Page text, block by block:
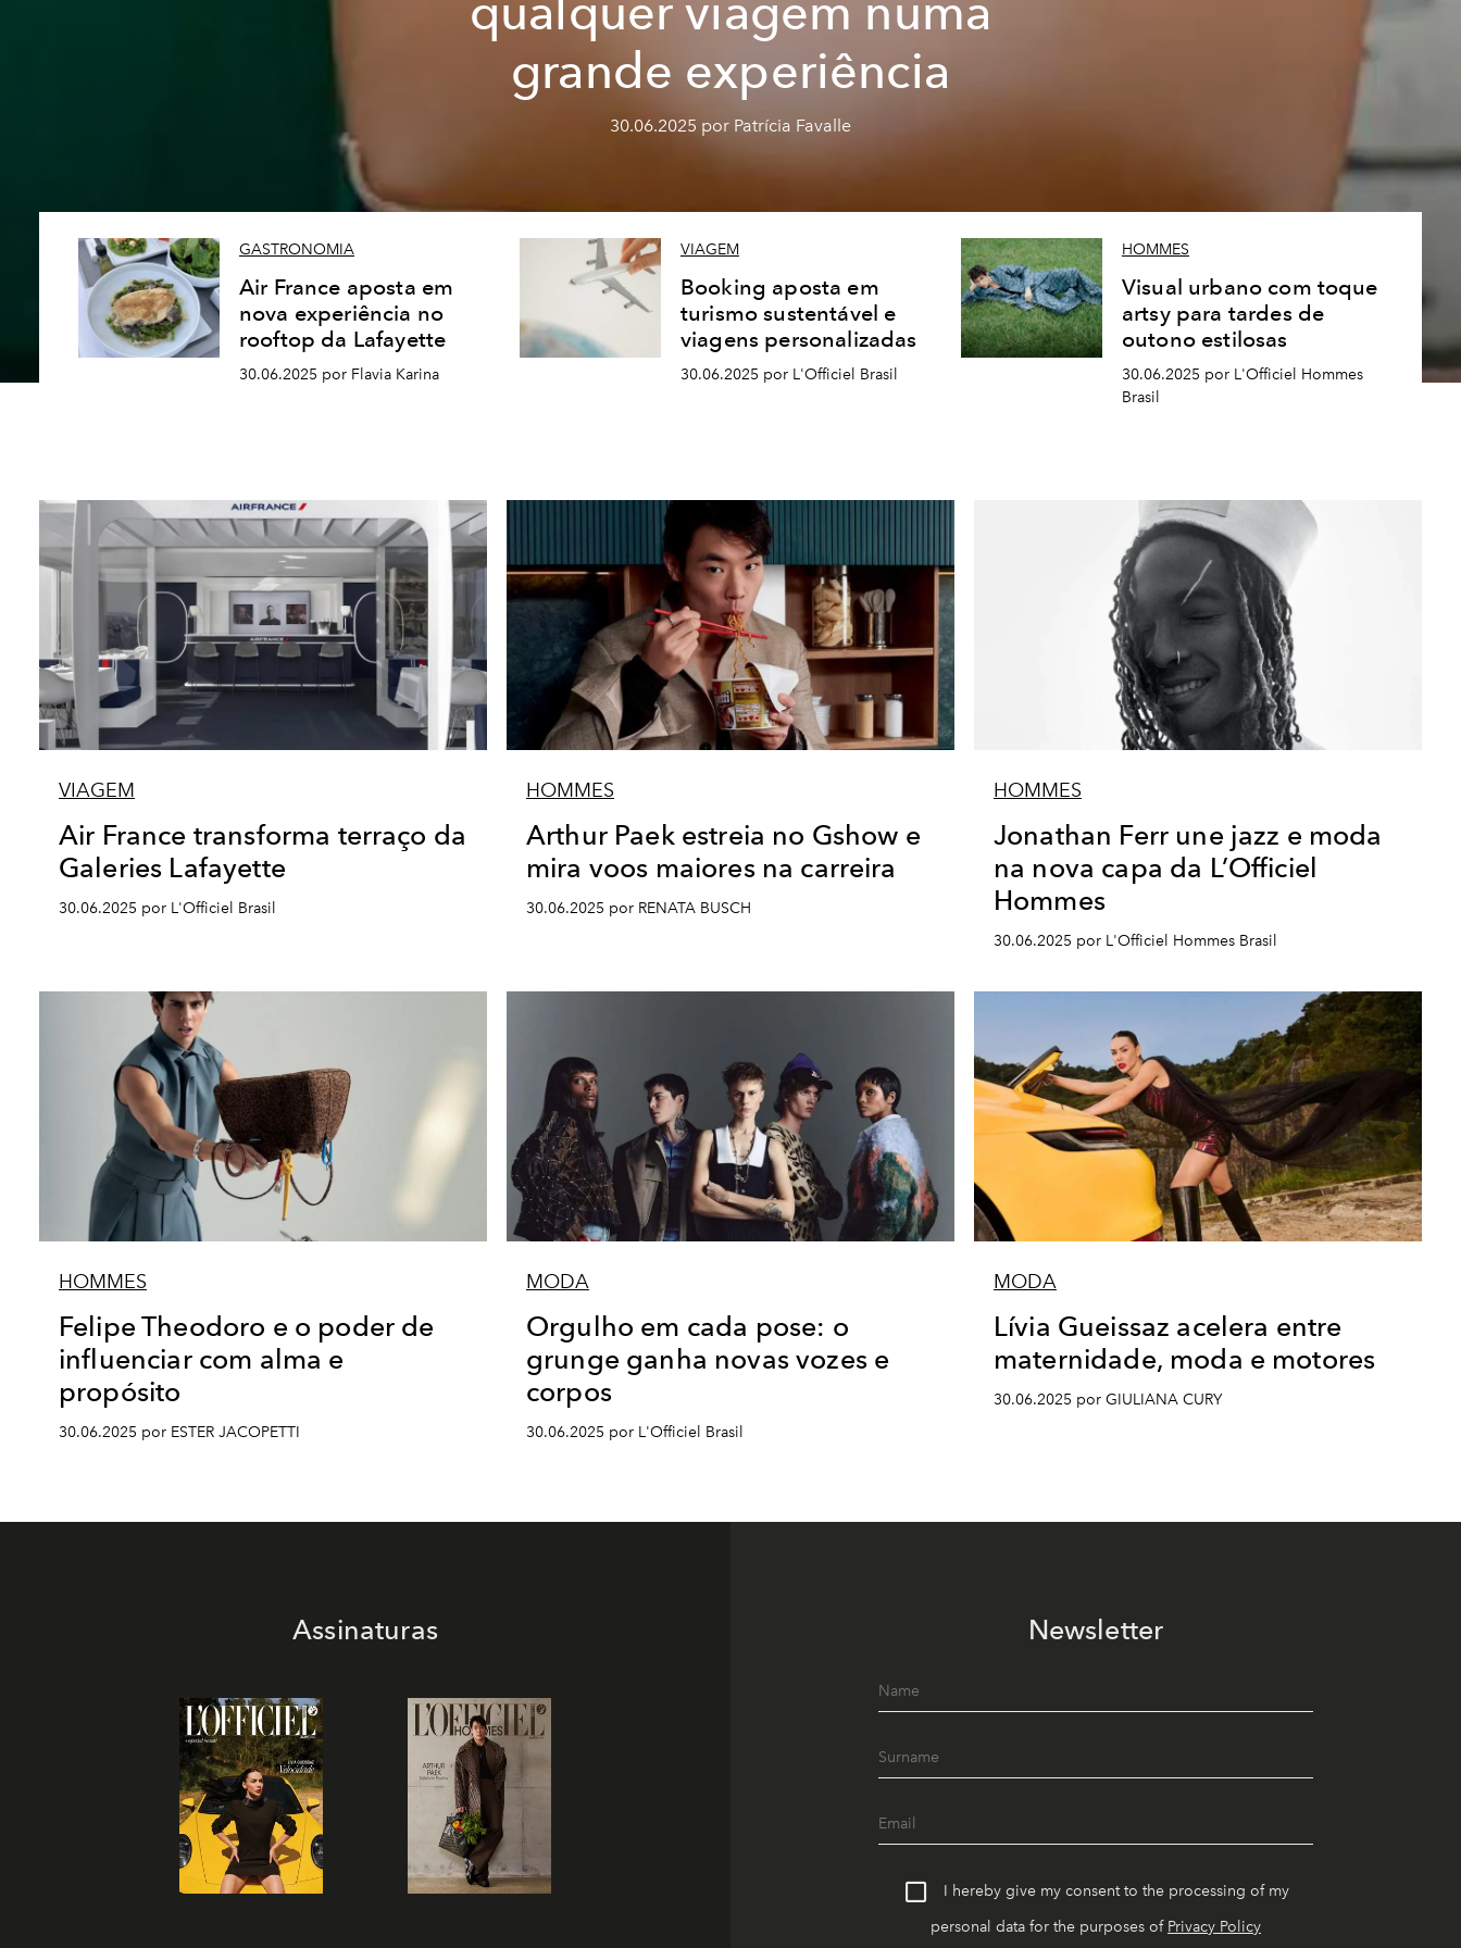
qualquer viagem numa
grande experiência
30.06.2025 por Patrícia Favalle
GASTRONOMIA
Air France aposta em
nova experiência no
rooftop da Lafayette
30.06.2025 por Flavia Karina
VIAGEM
Booking aposta em
turismo sustentável e
viagens personalizadas
30.06.2025 por L'Officiel Brasil
HOMMES
Visual urbano com toque
artsy para tardes de
outono estilosas
30.06.2025 por L'Officiel Hommes
Brasil
VIAGEM
Air France transforma terraço da
Galeries Lafayette
30.06.2025 por L'Officiel Brasil
HOMMES
Arthur Paek estreia no Gshow e
mira voos maiores na carreira
30.06.2025 por RENATA BUSCH
HOMMES
Jonathan Ferr une jazz e moda
na nova capa da L’Officiel
Hommes
30.06.2025 por L'Officiel Hommes Brasil
HOMMES
Felipe Theodoro e o poder de
influenciar com alma e
propósito
30.06.2025 por ESTER JACOPETTI
MODA
Orgulho em cada pose: o
grunge ganha novas vozes e
corpos
30.06.2025 por L'Officiel Brasil
MODA
Lívia Gueissaz acelera entre
maternidade, moda e motores
30.06.2025 por GIULIANA CURY
Assinaturas Newsletter
I hereby give my consent to the processing of my
personal data for the purposes of Privacy Policy